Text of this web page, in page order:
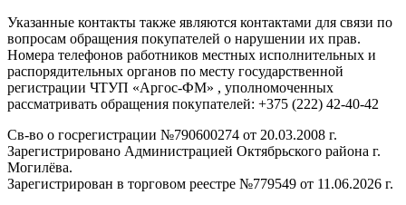
Указанные контакты также являются контактами для связи по
вопросам обращения покупателей о нарушении их прав.
Номера телефонов работников местных исполнительных и
распорядительных органов по месту государственной
регистрации ЧТУП «Аргос-ФМ» , уполномоченных
рассматривать обращения покупателей: +375 (222) 42-40-42
Св-во о госрегистрации №790600274 от 20.03.2008 г.
Зарегистрировано Администрацией Октябрьского района г.
Могилёва.
Зарегистрирован в торговом реестре №779549 от 11.06.2026 г.